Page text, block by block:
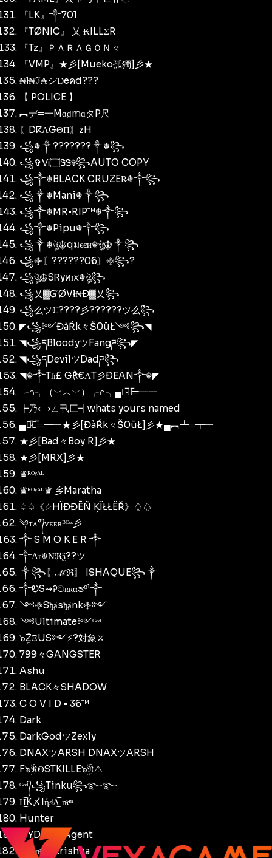
『LK』༒701
『TØNIC』 乂 ₭ILLΣR
『Tz』ＰＡＲＡＧＯＮ々
『VMP』★彡[Mueko孤獨]彡★
₦ł₦ℑ₳シƊeคd???
【 POLICE 】
︻デ═一MɑɠmɑタP尺
〖DⴽΛGΘΠ〗zH
꧁☬༒???????༒☬꧂
꧁✞ᐯᎥ۝ᏕᏕ✞꧂AUTO COPY
꧁༒☬BLACK CRUZER̷☬༒꧂
꧁༒☬Mani☬༒꧂
꧁༒☬MR•RIP™☬༒꧂
꧁༒☬Pipu☬༒꧂
꧁༒☬ঔৣ☬qมєєи☬ঔৣ☬༒꧂
꧁࿇〘??????06〙࿇꧂?
꧁ঔৣ☬SᏒyͷɪꪎ☬ঔৣ꧂
꧁乂▓ᏳØVł₦Đ▓乂꧂
꧁么ツℂ????彡??????ツ么꧂
◤꧁༻ĐàŔk々Š0ūŁ༺꧂◥
◥꧁དBloodyツFangཌ꧂◤
◥꧁དDevilツDadཌ꧂
◥☬༒Tɦ£ G℟€ΛT彡ÐEAN༒☬◤
╭∩╮（︶︿︶）╭∩╮▄︻̷̿┻̿═━一
┣乃⟷ㄥ卂匚┫whats yours named
▄︻̷̿┻̿═━一★彡[ĐàŔk々Š0ūŁ]彡★▄︻┻═┳一
★彡[Bad々Boy R]彡★
★彡[MRX]彡★
♛ᴿᴼᵞᴬᴸ
♛ᴿᴼᵞᴬᴸ♛ 乡Maratha
♤♤《☆HÏĐĐĒÑ ĶÏŁŁËŘ》♤♤
༆ᴛᴀ°᭄ᴠᴇᴇʀᴮᴼˢˢ彡
༒ S M O K E R ༒
༒₳ɍ☬₦ℜѯ??ツ
༒꧂〖ℳℜ〗 ISHAQUE꧂༒
༒ᎧS⇝Ꭾටʀʀαຮ⁰¹༒
༺࿇Sђⱥsђⱥnk࿇༻
༺Ultimate༻ᴳᵒᵈ
๖ۣۜZΞUS༻⚡️?対象⚔
799々GANGSTER
Ashu
BLACK々SHADOW
C O V I D • 36™
Dark
DarkGodツZexly
DNAXツARSH DNAXツARSH
F๖ۣۜℜΘSTKILLE๖ۣۜℜ⚠
ᴳᵒᵈ᭄꧁Tinku꧂࿐࿐
H͜͡K〆IήsͥA͜͡ nͣeͫ
Hunter
HYDRA々Agent
IήsͥⱥnͣeͫツKrishna